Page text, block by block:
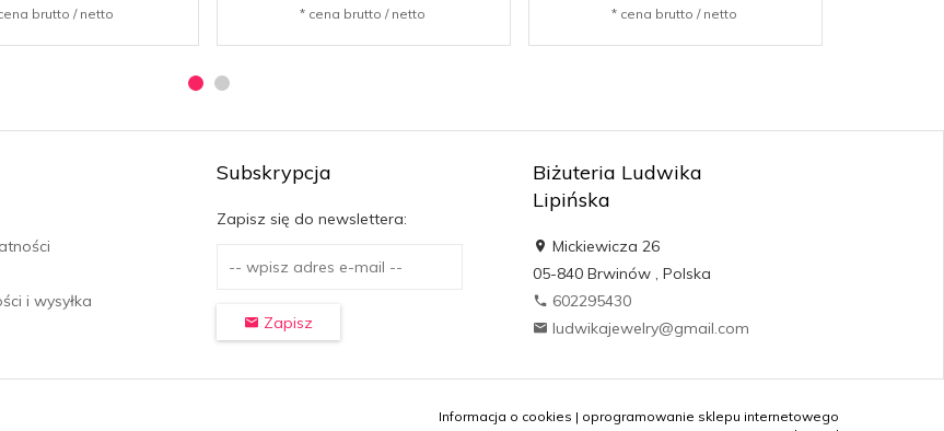
brutto / netto * cena brutto / netto * cena brutto / netto
i wysyłka
Subskrypcja
Zapisz się do newslettera:
Zapisz
Biżuteria Ludwika
Lipińska
Mickiewicza 26
05-840 Brwinów, Polska
602295430
ludwikajewelry@gmail.com
Informacja o cookies | oprogramowanie sklepu internetowego